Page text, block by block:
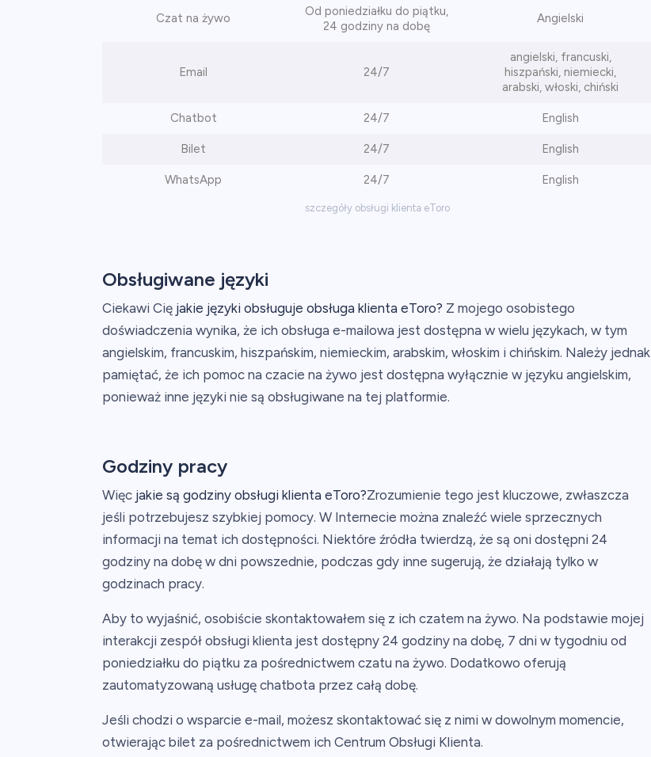
szczegóły obsługi klienta eToro
Czat na żywo
Od poniedziałku do piątku,
24 godziny na dobę
Angielski
Email 24/7
angielski, francuski,
hiszpański, niemiecki,
arabski, włoski, chiński
Chatbot 24/7 English
Bilet 24/7 English
WhatsApp 24/7 English
Obsługiwane języki
Ciekawi Cię jakie języki obsługuje obsługa klienta eToro? Z mojego osobistego
doświadczenia wynika, że ich obsługa e-mailowa jest dostępna w wielu językach, w tym
angielskim, francuskim, hiszpańskim, niemieckim, arabskim, włoskim i chińskim. Należy jednak
pamiętać, że ich pomoc na czacie na żywo jest dostępna wyłącznie w języku angielskim,
ponieważ inne języki nie są obsługiwane na tej platformie.
Godziny pracy
Więc jakie są godziny obsługi klienta eToro?Zrozumienie tego jest kluczowe, zwłaszcza
jeśli potrzebujesz szybkiej pomocy. W Internecie można znaleźć wiele sprzecznych
informacji na temat ich dostępności. Niektóre źródła twierdzą, że są oni dostępni 24
godziny na dobę w dni powszednie, podczas gdy inne sugerują, że działają tylko w
godzinach pracy.
Aby to wyjaśnić, osobiście skontaktowałem się z ich czatem na żywo. Na podstawie mojej
interakcji zespół obsługi klienta jest dostępny 24 godziny na dobę, 7 dni w tygodniu od
poniedziałku do piątku za pośrednictwem czatu na żywo. Dodatkowo oferują
zautomatyzowaną usługę chatbota przez całą dobę.
Jeśli chodzi o wsparcie e-mail, możesz skontaktować się z nimi w dowolnym momencie,
otwierając bilet za pośrednictwem ich Centrum Obsługi Klienta.